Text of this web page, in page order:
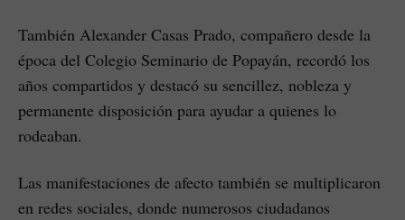
También Alexander Casas Prado, compañero desde la
época del Colegio Seminario de Popayán, recordó los
años compartidos y destacó su sencillez, nobleza y
permanente disposición para ayudar a quienes lo
rodeaban.
Las manifestaciones de afecto también se multiplicaron
en redes sociales, donde numerosos ciudadanos